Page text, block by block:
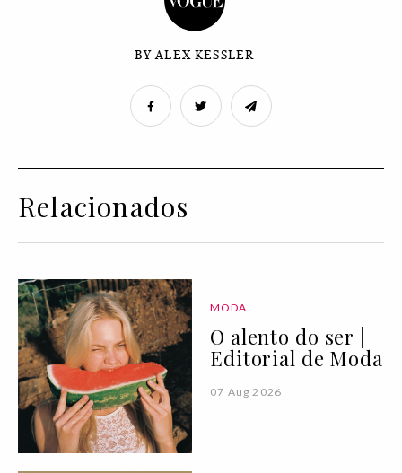
BY ALEX KESSLER
Relacionados
MODA
O alento do ser |
Editorial de Moda
07 Aug 2026